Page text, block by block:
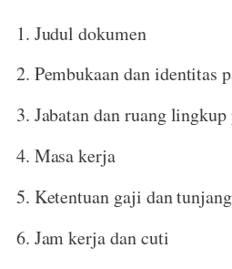
Judul dokumen
Pembukaan dan identitas
Jabatan dan ruang
Masa kerja
Ketentuan gaji dan
Jam kerja dan cuti